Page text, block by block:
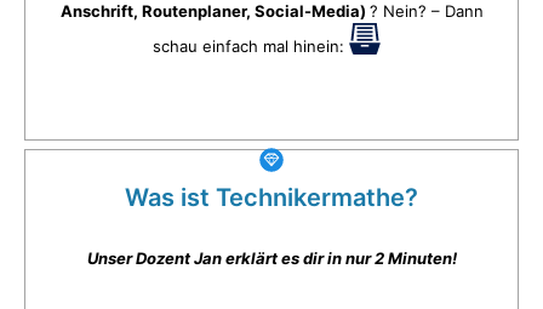
Anschrift, Routenplaner, Social-Media) ? Nein? – Dann
schau einfach mal hinein:
Was ist Technikermathe?
Unser Dozent Jan erklärt es dir in nur 2 Minuten!